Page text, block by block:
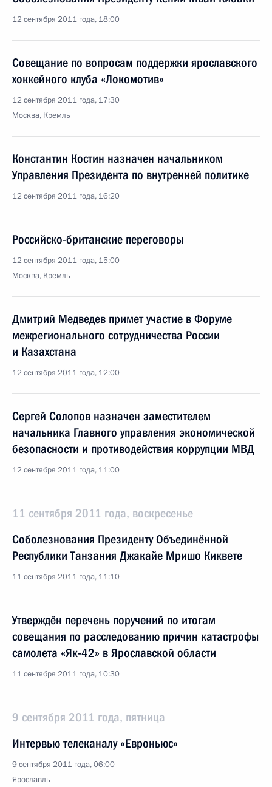
12 сентября 2011 года, 18:00
Совещание по вопросам поддержки ярославского
хоккейного клуба «Локомотив»
12 сентября 2011 года, 17:30
Москва, Кремль
Константин Костин назначен начальником
Управления Президента по внутренней политике
12 сентября 2011 года, 16:20
Российско-британские переговоры
12 сентября 2011 года, 15:00
Москва, Кремль
Дмитрий Медведев примет участие в Форуме
межрегионального сотрудничества России
и Казахстана
12 сентября 2011 года, 12:00
Сергей Солопов назначен заместителем
начальника Главного управления экономической
безопасности и противодействия коррупции МВД
12 сентября 2011 года, 11:00
11 сентября 2011 года, воскресенье
Соболезнования Президенту Объединённой
Республики Танзания Джакайе Мришо Киквете
11 сентября 2011 года, 11:10
Утверждён перечень поручений по итогам
совещания по расследованию причин катастрофы
самолета «Як-42» в Ярославской области
11 сентября 2011 года, 10:30
9 сентября 2011 года, пятница
Интервью телеканалу «Евроньюс»
9 сентября 2011 года, 06:00
Ярославль